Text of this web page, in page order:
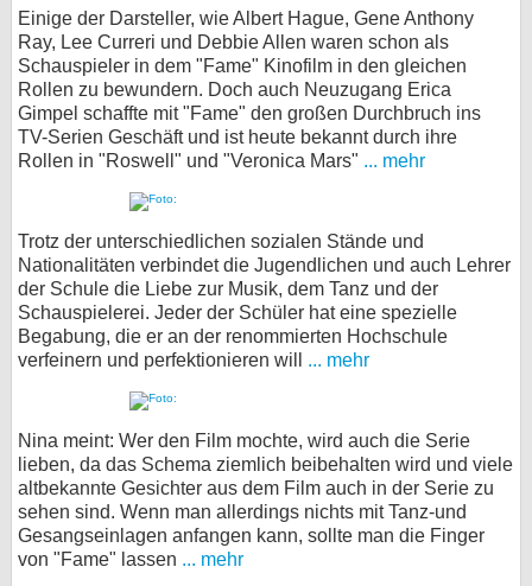
Einige der Darsteller, wie Albert Hague, Gene Anthony
Ray, Lee Curreri und Debbie Allen waren schon als
Schauspieler in dem "Fame" Kinofilm in den gleichen
Rollen zu bewundern. Doch auch Neuzugang Erica
Gimpel schaffte mit "Fame" den großen Durchbruch ins
TV-Serien Geschäft und ist heute bekannt durch ihre
Rollen in "Roswell" und "Veronica Mars" ... mehr
Trotz der unterschiedlichen sozialen Stände und
Nationalitäten verbindet die Jugendlichen und auch Lehrer
der Schule die Liebe zur Musik, dem Tanz und der
Schauspielerei. Jeder der Schüler hat eine spezielle
Begabung, die er an der renommierten Hochschule
verfeinern und perfektionieren will ... mehr
Nina meint: Wer den Film mochte, wird auch die Serie
lieben, da das Schema ziemlich beibehalten wird und viele
altbekannte Gesichter aus dem Film auch in der Serie zu
sehen sind. Wenn man allerdings nichts mit Tanz-und
Gesangseinlagen anfangen kann, sollte man die Finger
von "Fame" lassen ... mehr